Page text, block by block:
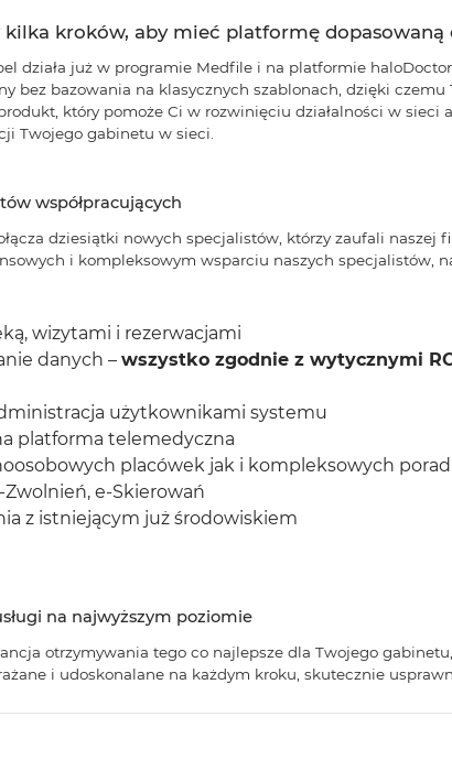
kroków, aby mieć platformę
działa już w programie Medfile i na platformie
bez bazowania na klasycznych szablonach, dzięki
który pomoże Ci w rozwinięciu działalności w
Twojego gabinetu w sieci.
współpracujących
dziesiątki nowych specjalistów, którzy zaufali
i kompleksowym wsparciu naszych specjalistów,
wizytami i rezerwacjami
danych – wszystko zgodnie z wytycznymi
użytkownikami systemu
platforma telemedyczna
placówek jak i kompleksowych
e-Skierowań
z istniejącym już środowiskiem
na najwyższym poziomie
otrzymywania tego co najlepsze dla Twojego
i udoskonalane na każdym kroku, skutecznie